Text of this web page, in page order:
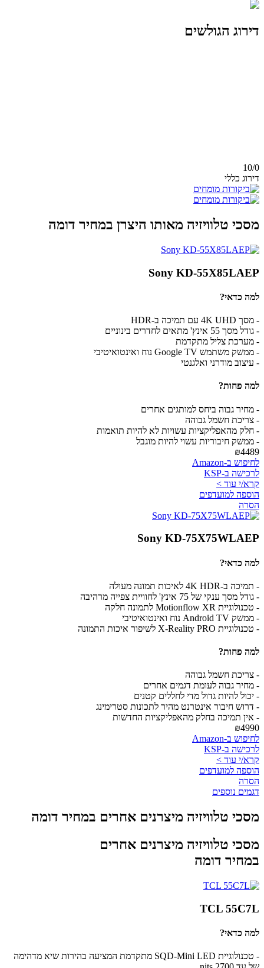
דירוג הגולשים
10/0
דירוג כללי
מסכי טלוויזיה מאותו היצרן במחיר דומה
Sony KD-55X85LAEP
למה כדאי?
- מסך 4K UHD עם תמיכה ב-HDR
- גודל מסך 55 אינץ' מתאים לחדרים בינוניים
- מערכת צליל מתקדמת
- ממשק משתמש Google TV נוח ואינטואיטיבי
- עיצוב מודרני ואלגנטי
למה פחות?
- מחיר גבוה ביחס למותגים אחרים
- צריכת חשמל גבוהה
- חלק מהאפליקציות עשויות לא להיות תואמות
- ממשק חיבוריות עשוי להיות מוגבל
₪4489
לחיפוש ב-Amazon
לרכישה ב-KSP
קרא/י עוד >
הוספה למועדפים
הסרה
Sony KD-75X75WLAEP
למה כדאי?
- תמיכה ב-4K HDR לאיכות תמונה מעולה
- גודל מסך ענקי של 75 אינץ' לחוויית צפייה מרהיבה
- טכנולוגיית Motionflow XR לתמונה חלקה
- ממשק Android TV נוח ואינטואיטיבי
- טכנולוגיית X-Reality PRO לשיפור איכות התמונה
למה פחות?
- צריכת חשמל גבוהה
- מחיר גבוה לעומת דגמים אחרים
- יכול להיות גדול מדי לחללים קטנים
- דרוש חיבור אינטרנט מהיר לתכונות סטרימינג
- אין תמיכה בחלק מהאפליקציות החדשות
₪4990
לחיפוש ב-Amazon
לרכישה ב-KSP
קרא/י עוד >
הוספה למועדפים
הסרה
דגמים נוספים
מסכי טלוויזיה מיצרנים אחרים במחיר דומה
מסכי טלוויזיה מיצרנים אחרים
במחיר דומה
TCL 55C7L
למה כדאי?
- טכנולוגיית SQD-Mini LED מתקדמת המציעה בהירות שיא מדהימה